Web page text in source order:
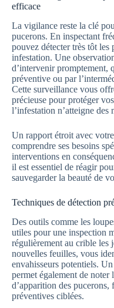
efficace
La vigilance reste la clé
pucerons. En inspectant
pouvez détecter très tôt les
infestation. Une
d’intervenir promptement,
préventive ou par
Cette surveillance vous
précieuse pour protéger
l’infestation n’atteigne des
Un rapport étroit avec
comprendre ses besoins
interventions en
il est essentiel de réagir
sauvegarder la beauté de
Techniques de détection
Des outils comme les
utiles pour une inspection
régulièrement au crible les
nouvelles feuilles, vous
envahisseurs potentiels.
permet également de noter
d’apparition des pucerons,
préventives ciblées.